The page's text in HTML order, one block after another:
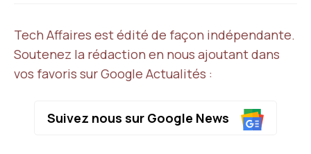
Tech Affaires est édité de façon indépendante.
Soutenez la rédaction en nous ajoutant dans
vos favoris sur Google Actualités :
Suivez nous sur Google News